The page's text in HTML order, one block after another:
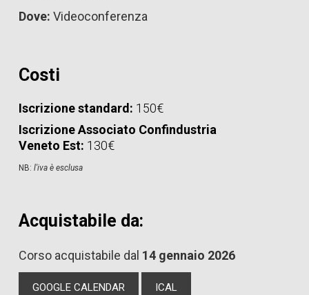
Dove: Videoconferenza
Costi
Iscrizione standard: 150€
Iscrizione Associato Confindustria
Veneto Est: 130€
NB: l'iva è esclusa
Acquistabile da:
Corso acquistabile dal 14 gennaio 2026
GOOGLE CALENDAR ICAL